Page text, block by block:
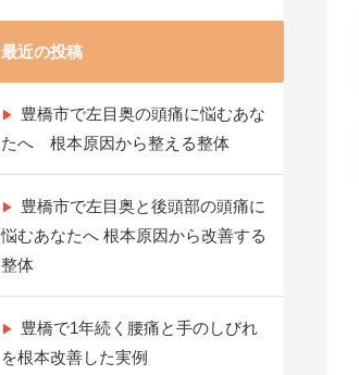
最近の投稿
豊橋市で左目奥の頭痛に悩むあな
たへ 根本原因から整える整体
豊橋市で左目奥と後頭部の頭痛に
悩むあなたへ 根本原因から改善する
整体
豊橋で1年続く腰痛と手のしびれ
を根本改善した実例